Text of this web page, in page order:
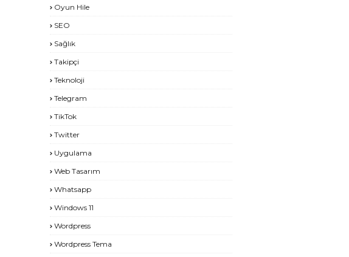
Oyun Hile
SEO
Sağlık
Takipçi
Teknoloji
Telegram
TikTok
Twitter
Uygulama
Web Tasarım
Whatsapp
Windows 11
Wordpress
Wordpress Tema